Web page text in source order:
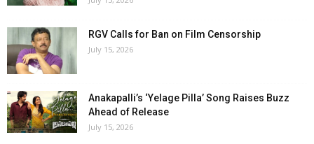
RGV Calls for Ban on Film Censorship
July 15, 2026
Anakapalli’s ‘Yelage Pilla’ Song Raises Buzz
Ahead of Release
July 15, 2026